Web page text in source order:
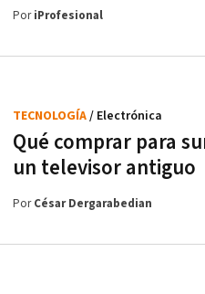
PoriProfesional
Qué comprar para
un televisor antiguo
TECNOLOGÍA/ Electrónica
PorCésar Dergarabedian